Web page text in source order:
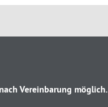
Vereinbarung möglich.